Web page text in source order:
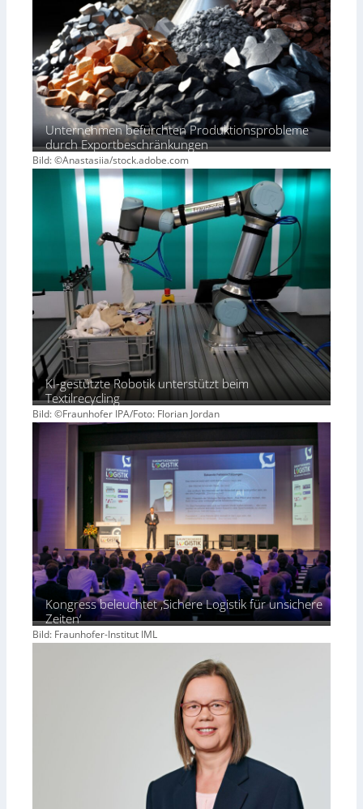
Unternehmen befürchten Produktionsprobleme
durch Exportbeschränkungen
Bild: ©Anastasiia/stock.adobe.com
KI-gestützte Robotik unterstützt beim
Textilrecycling
Bild: ©Fraunhofer IPA/Foto: Florian Jordan
Kongress beleuchtet ‚Sichere Logistik für unsichere
Zeiten‘
Bild: Fraunhofer-Institut IML